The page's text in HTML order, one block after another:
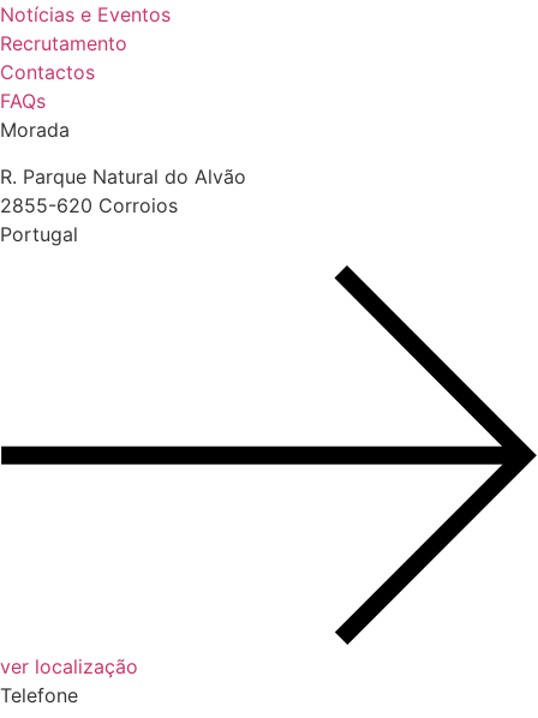
Notícias e Eventos
Recrutamento
Contactos
FAQs
Morada
R. Parque Natural do Alvão
2855-620 Corroios
Portugal
ver localização
Telefone